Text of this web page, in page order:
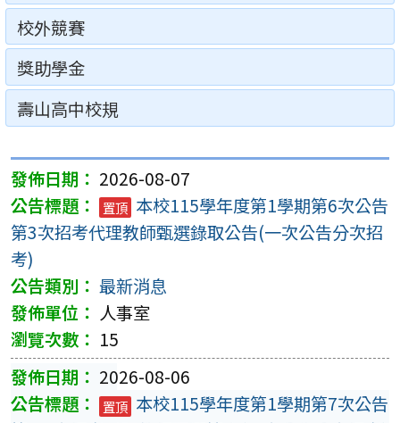
校外競賽
獎助學金
壽山高中校規
2026-08-07
置頂 本校115學年度第1學期第6次公告
第3次招考代理教師甄選錄取公告(一次公告分次招
考)
最新消息
人事室
15
2026-08-06
置頂 本校115學年度第1學期第7次公告